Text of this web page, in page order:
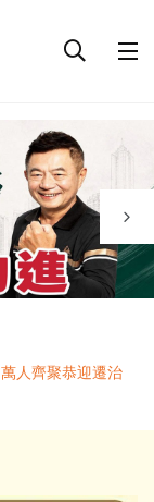
人齊聚恭迎遷治